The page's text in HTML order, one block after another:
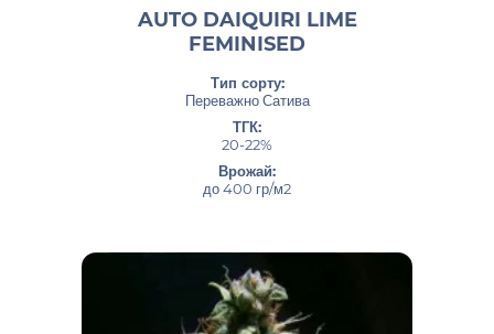
AUTO DAIQUIRI LIME
FEMINISED
Тип сорту:
Переважно Сатива
ТГК:
20-22%
Врожай:
до 400 гр/м2